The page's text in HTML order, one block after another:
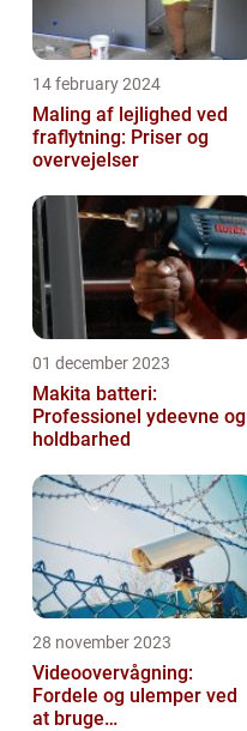
14 february 2024
Maling af lejlighed ved
fraflytning: Priser og
overvejelser
01 december 2023
Makita batteri:
Professionel ydeevne og
holdbarhed
28 november 2023
Videoovervågning:
Fordele og ulemper ved
at bruge